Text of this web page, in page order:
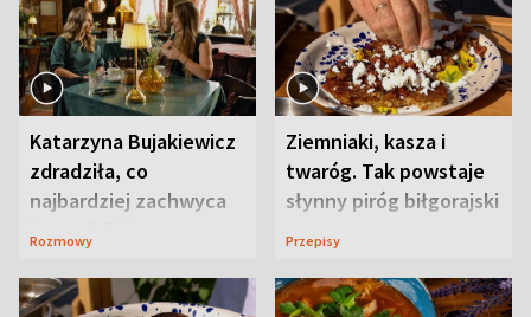
Katarzyna Bujakiewicz
zdradziła, co
najbardziej zachwyca
ją w Lublinie
Rozmowy
Ziemniaki, kasza i
twaróg. Tak powstaje
słynny piróg biłgorajski
Przepisy